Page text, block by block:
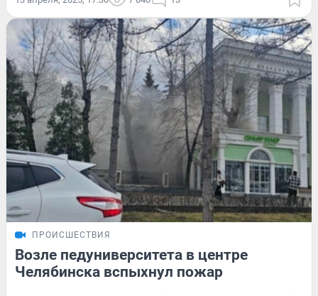
ПРОИСШЕСТВИЯ
Возле педуниверситета в центре
Челябинска вспыхнул пожар